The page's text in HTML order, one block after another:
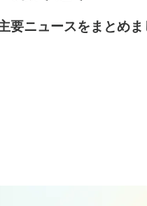
要ニュースをまとめ